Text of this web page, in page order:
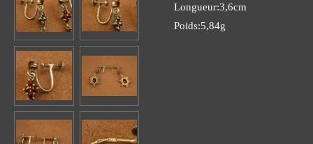
Longueur:3,6cm
Poids:5,84g